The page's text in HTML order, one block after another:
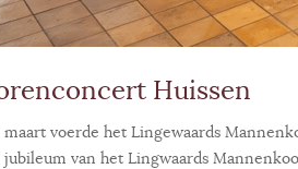
Huissen
maart voerde het Lingewaards
jubileum van het Lingwaards